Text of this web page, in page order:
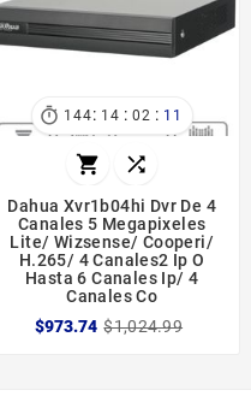
 144: 14 : 02 : 11
 
Dahua Xvr1b04hi Dvr De 4
Canales 5 Megapixeles
Lite/ Wizsense/ Cooperi/
H.265/ 4 Canales2 Ip O
Hasta 6 Canales Ip/ 4
Canales Co
$973.74 $1,024.99